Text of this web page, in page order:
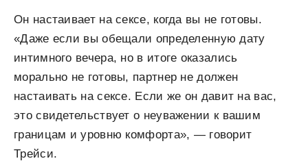
Он настаивает на сексе, когда вы не готовы.
«Даже если вы обещали определенную дату
интимного вечера, но в итоге оказались
морально не готовы, партнер не должен
настаивать на сексе. Если же он давит на вас,
это свидетельствует о неуважении к вашим
границам и уровню комфорта», — говорит
Трейси.